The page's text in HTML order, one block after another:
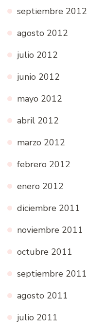
septiembre 2012
agosto 2012
julio 2012
junio 2012
mayo 2012
abril 2012
marzo 2012
febrero 2012
enero 2012
diciembre 2011
noviembre 2011
octubre 2011
septiembre 2011
agosto 2011
julio 2011